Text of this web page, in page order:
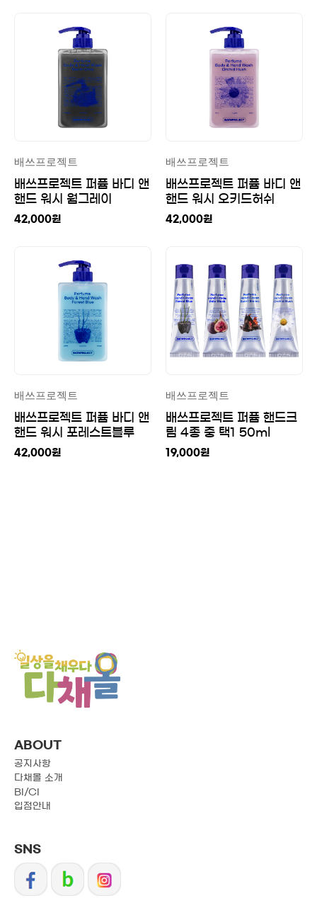
배쓰프로젝트
배쓰프로젝트 퍼퓸 바디 앤
핸드 워시 웜그레이
500ml
42,000원
배쓰프로젝트
배쓰프로젝트 퍼퓸 바디 앤
핸드 워시 오키드허쉬
500ml
42,000원
배쓰프로젝트
배쓰프로젝트 퍼퓸 바디 앤
핸드 워시 포레스트블루
500ml
42,000원
배쓰프로젝트
배쓰프로젝트 퍼퓸 핸드크
림 4종 중 택1 50ml
19,000원
ABOUT
공지사항
다채몰 소개
BI/CI
입점안내
SNS